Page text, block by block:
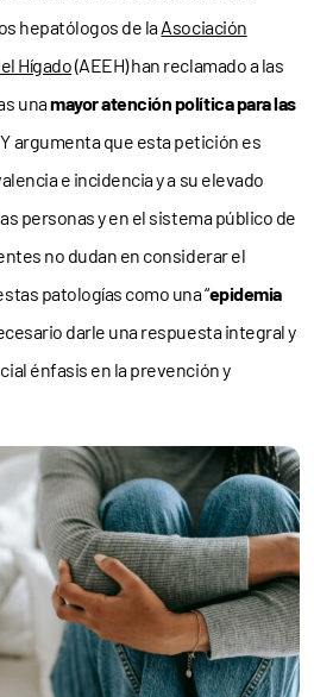
hepatólogos de laAsociación
Hígado(AEEH) han reclamado a las
unamayor atención política para las
argumenta que esta petición es
e incidencia y a su elevado
personas y en el sistema público de
no dudan en considerar el
patologías como una “epidemia
darle una respuesta integral y
énfasis en la prevención y